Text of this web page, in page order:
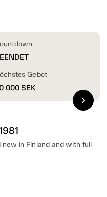
new in Finland and with full
Gebot
000 SEK
chevron_right